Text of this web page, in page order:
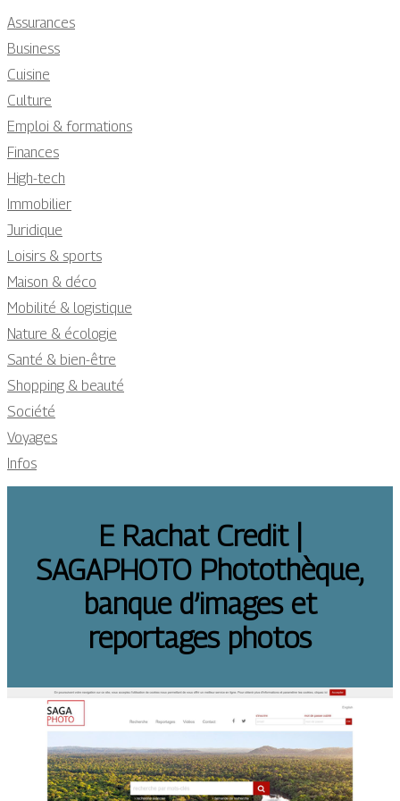
Assurances
Business
Cuisine
Culture
Emploi & formations
Finances
High-tech
Immobilier
Juridique
Loisirs & sports
Maison & déco
Mobilité & logistique
Nature & écologie
Santé & bien-être
Shopping & beauté
Société
Voyages
Infos
E Rachat Credit |
SAGAPHOTO Photothèque,
banque d’images et
reportages photos